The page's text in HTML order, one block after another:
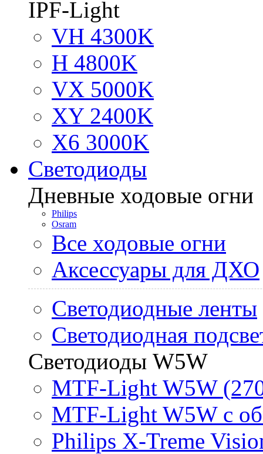
IPF-Light
VH 4300K
H 4800K
VX 5000K
XY 2400K
X6 3000K
Светодиоды
Дневные ходовые огни
Philips
Osram
Все ходовые огни
Аксессуары для ДХО
Светодиодные ленты
Светодиодная
Светодиоды W5W
MTF-Light W5W
MTF-Light W5W с
Philips X-Treme